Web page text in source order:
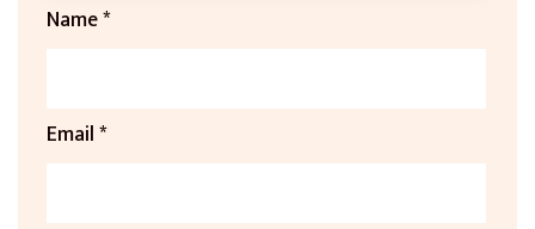
Name*
Email*